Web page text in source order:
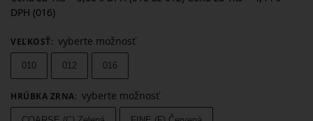
DPH (016)
VEĽKOSŤ: vyberte možnosť
010 012 016
HRÚBKA ZRNA: vyberte možnosť